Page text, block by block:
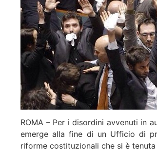
ROMA – Per i disordini avvenuti in
emerge alla fine di un Ufficio di
riforme costituzionali che si è tenuta